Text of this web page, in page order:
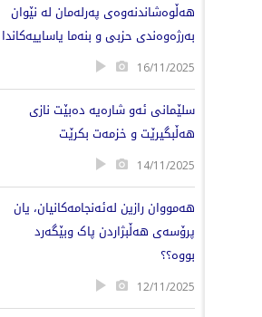
هەڵوەشاندنەوەی پەرلەمان لە نێوان
بەرژەوەندی حزبی و بنەما یاساییەكاندا
16/11/2025
سلێمانی ئەو شارەیە دەبێت نازی
هەڵبگیرێت و خزمەت بكرێت
14/11/2025
هەمووان رازین لەئەنجامەکانیان، یان
پرۆسەی هەڵبژاردن پاک وبێگەرد
بووە؟؟
12/11/2025